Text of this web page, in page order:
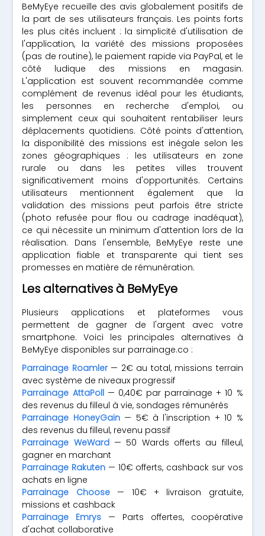
BeMyEye recueille des avis globalement positifs de
la part de ses utilisateurs français. Les points forts
les plus cités incluent : la simplicité d'utilisation de
l'application, la variété des missions proposées
(pas de routine), le paiement rapide via PayPal, et le
côté ludique des missions en magasin.
L'application est souvent recommandée comme
complément de revenus idéal pour les étudiants,
les personnes en recherche d'emploi, ou
simplement ceux qui souhaitent rentabiliser leurs
déplacements quotidiens. Côté points d'attention,
la disponibilité des missions est inégale selon les
zones géographiques : les utilisateurs en zone
rurale ou dans les petites villes trouvent
significativement moins d'opportunités. Certains
utilisateurs mentionnent également que la
validation des missions peut parfois être stricte
(photo refusée pour flou ou cadrage inadéquat),
ce qui nécessite un minimum d'attention lors de la
réalisation. Dans l'ensemble, BeMyEye reste une
application fiable et transparente qui tient ses
promesses en matière de rémunération.
Les alternatives à BeMyEye
Plusieurs applications et plateformes vous
permettent de gagner de l'argent avec votre
smartphone. Voici les principales alternatives à
BeMyEye disponibles sur parrainage.co :
Parrainage Roamler— 2€ au total, missions terrain
avec système de niveaux progressif
Parrainage AttaPoll— 0,40€ par parrainage + 10 %
des revenus du filleul à vie, sondages rémunérés
Parrainage HoneyGain— 5€ à l'inscription + 10 %
des revenus du filleul, revenu passif
Parrainage WeWard— 50 Wards offerts au filleul,
gagner en marchant
Parrainage Rakuten — 10€ offerts, cashback sur vos
achats en ligne
Parrainage Choose— 10€ + livraison gratuite,
missions et cashback
Parrainage Emrys — Parts offertes, coopérative
d'achat collaborative